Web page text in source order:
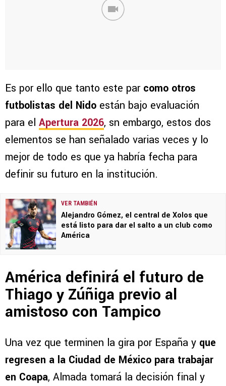
Es por ello que tanto este par como otros
futbolistas del Nido están bajo evaluación
para el Apertura 2026, sn embargo, estos dos
elementos se han señalado varias veces y lo
mejor de todo es que ya habría fecha para
definir su futuro en la institución.
VER TAMBIÉN
Alejandro Gómez, el central de Xolos que
está listo para dar el salto a un club como
América
América definirá el futuro de
Thiago y Zúñiga previo al
amistoso con Tampico
Una vez que terminen la gira por España y que
regresen a la Ciudad de México para trabajar
en Coapa, Almada tomará la decisión final y